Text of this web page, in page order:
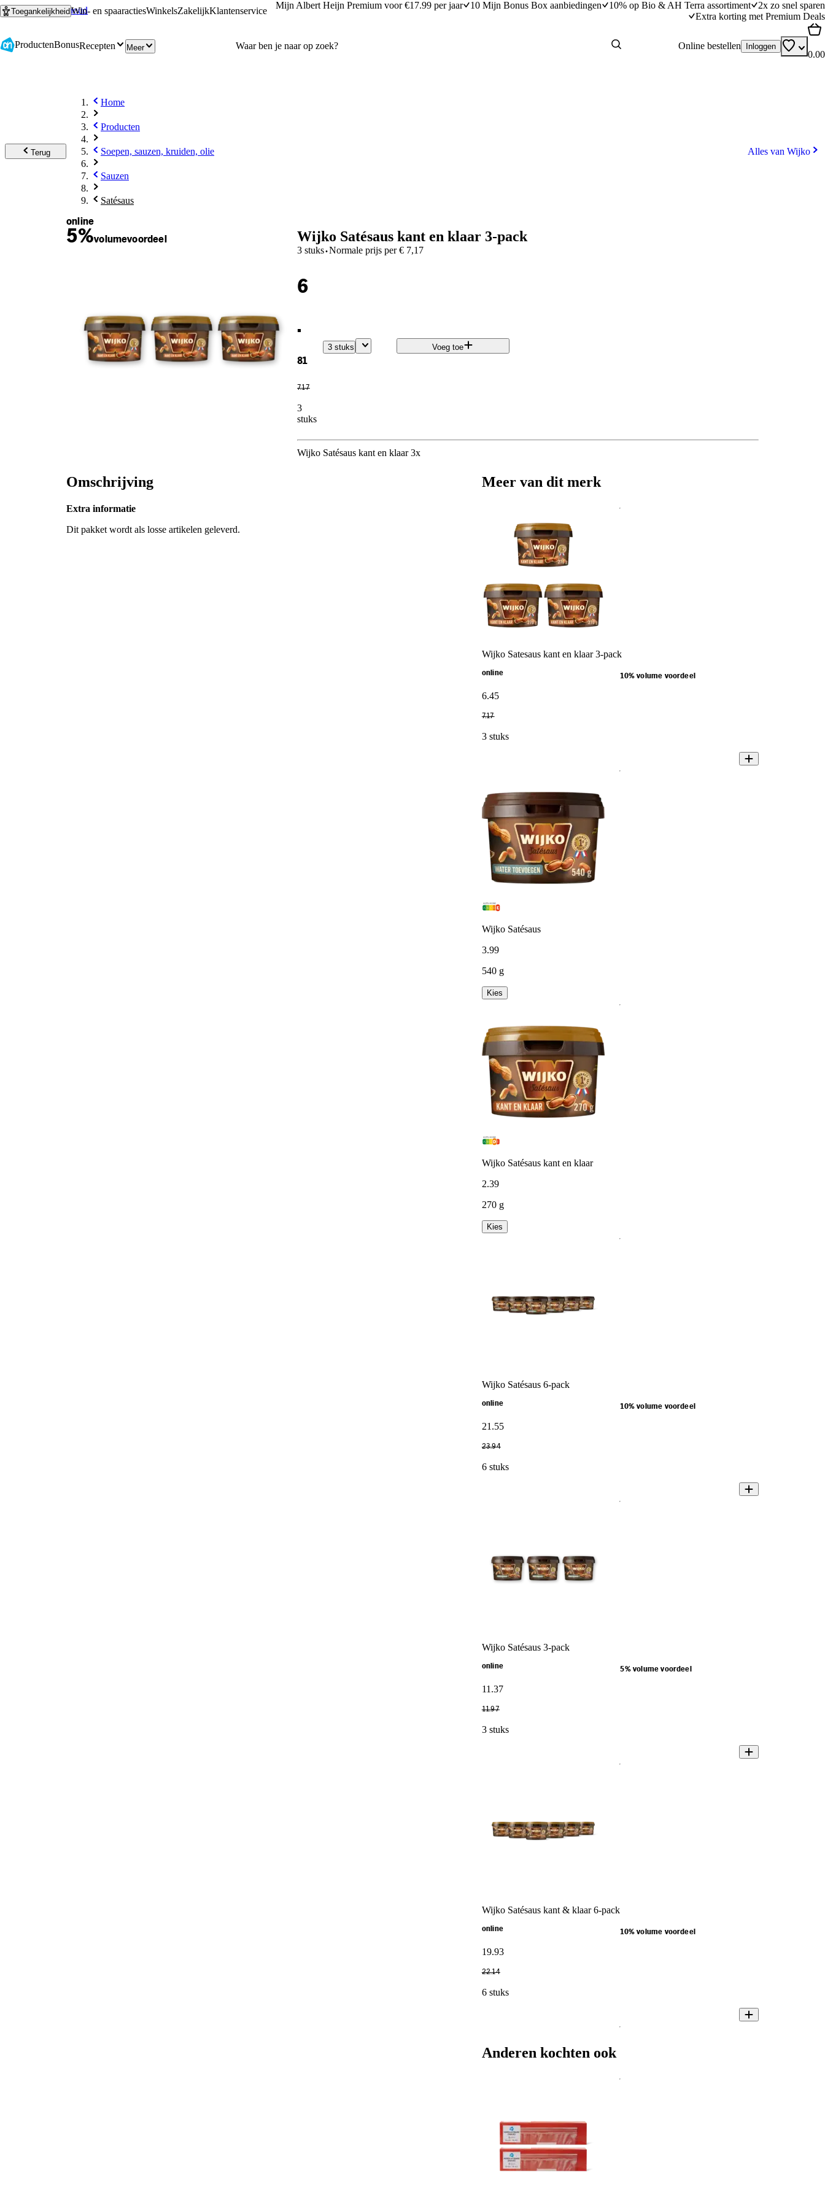
Ga naar hoofdinhoud
Ga naar zoeken
ToegankelijkheidWin- en spaaractiesWinkelsZakelijkKlantenservice
Mijn Albert Heijn Premium voor €17.99 per jaar 10 Mijn Bonus Box aanbiedingen 10% op Bio & AH Terra assortiment
2x zo snel sparen
Extra korting met Premium Deals
ProductenBonusRecepten Meer Online bestellen Inloggen
0.00
Terug
Home
Producten
Soepen, sauzen, kruiden, olie
Sauzen
Satésaus
Alles van Wijko
online
5%volumevoordeel Wijko Satésaus kant en klaar 3-pack
3 stuks·Normale prijs per € 7,17
6
.
81
7.17
3
stuks
3 stuks Voeg toe
Wijko Satésaus kant en klaar 3x
Omschrijving
Extra informatie
Dit pakket wordt als losse artikelen geleverd.
Meer van dit merk
Wijko Satesaus kant en klaar 3-pack
online 10% volume voordeel
6.45
7.17
3 stuks
Wijko Satésaus
3.99
540 g
Kies
Wijko Satésaus kant en klaar
2.39
270 g
Kies
Wijko Satésaus 6-pack
online 10% volume voordeel
21 .55
23.94
6 stuks
Wijko Satésaus 3-pack
online 5% volume voordeel
11 .37
11.97
3 stuks
Wijko Satésaus kant & klaar 6-pack
online 10% volume voordeel
19.93
22.14
6 stuks
Anderen kochten ook